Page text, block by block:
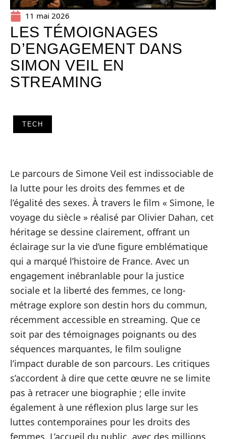
11 mai 2026
LES TÉMOIGNAGES
D’ENGAGEMENT DANS
SIMON VEIL EN
STREAMING
TECH
Le parcours de Simone Veil est indissociable de
la lutte pour les droits des femmes et de
l’égalité des sexes. À travers le film « Simone, le
voyage du siècle » réalisé par Olivier Dahan, cet
héritage se dessine clairement, offrant un
éclairage sur la vie d’une figure emblématique
qui a marqué l’histoire de France. Avec un
engagement inébranlable pour la justice
sociale et la liberté des femmes, ce long-
métrage explore son destin hors du commun,
récemment accessible en streaming. Que ce
soit par des témoignages poignants ou des
séquences marquantes, le film souligne
l’impact durable de son parcours. Les critiques
s’accordent à dire que cette œuvre ne se limite
pas à retracer une biographie ; elle invite
également à une réflexion plus large sur les
luttes contemporaines pour les droits des
femmes. L’accueil du public, avec des millions